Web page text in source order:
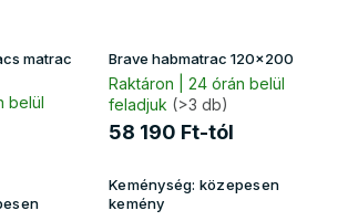
matrac
belül
Brave habmatrac 120x200
Raktáron | 24 órán belül
feladjuk (>3 db)
58 190 Ft-tól
Keménység: közepesen
kemény